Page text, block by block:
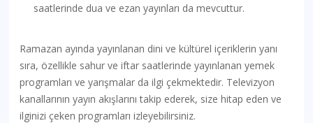
saatlerinde dua ve ezan yayınları da mevcuttur.
Ramazan ayında yayınlanan dini ve kültürel içeriklerin yanı
sıra, özellikle sahur ve iftar saatlerinde yayınlanan yemek
programları ve yarışmalar da ilgi çekmektedir. Televizyon
kanallarının yayın akışlarını takip ederek, size hitap eden ve
ilginizi çeken programları izleyebilirsiniz.